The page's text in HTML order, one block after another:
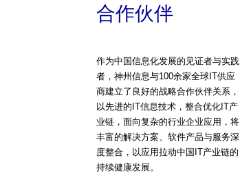
合作伙伴
作为中国信息化发展的见证者与实践
者，神州信息与100余家全球IT供应
商建立了良好的战略合作伙伴关系，
以先进的IT信息技术，整合优化IT产
业链，面向复杂的行业企业应用，将
丰富的解决方案、软件产品与服务深
度整合，以应用拉动中国IT产业链的
持续健康发展。